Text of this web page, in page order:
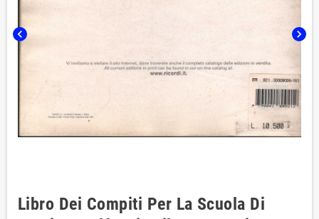
chevron_left chevron_right
Libro Dei Compiti Per La Scuola Di